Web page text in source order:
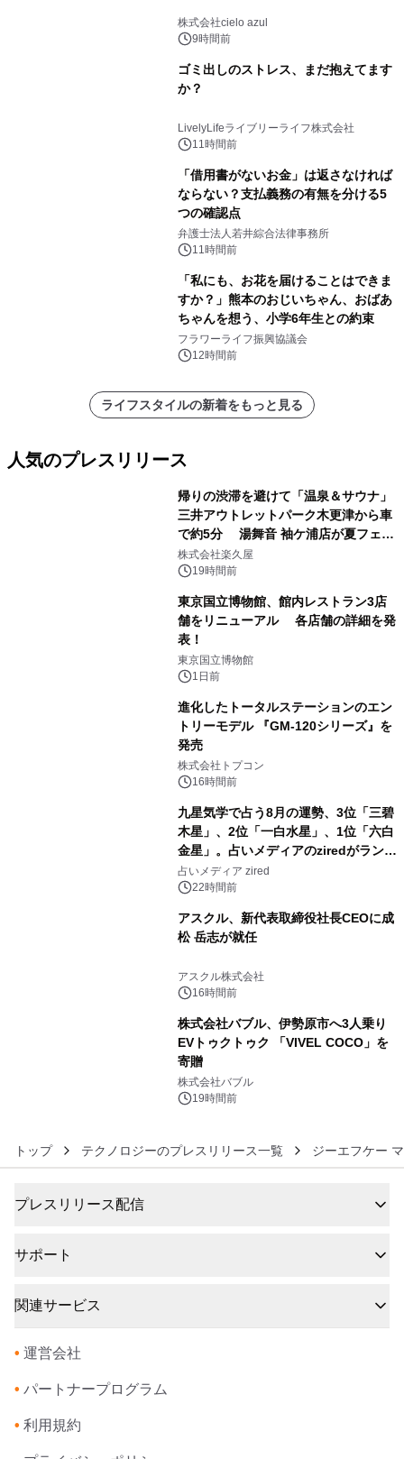
株式会社cielo azul
9時間前
ゴミ出しのストレス、まだ抱えてます
か？
LivelyLifeライブリーライフ株式会社
11時間前
「借用書がないお金」は返さなければ
ならない？支払義務の有無を分ける5
つの確認点
弁護士法人若井綜合法律事務所
11時間前
「私にも、お花を届けることはできま
すか？」熊本のおじいちゃん、おばあ
ちゃんを想う、小学6年生との約束
フラワーライフ振興協議会
12時間前
ライフスタイルの新着をもっと見る
人気のプレスリリース
帰りの渋滞を避けて「温泉＆サウナ」
三井アウトレットパーク木更津から車
で約5分 湯舞音 袖ケ浦店が夏フェア
メニューを提供
株式会社楽久屋
19時間前
東京国立博物館、館内レストラン3店
舗をリニューアル 各店舗の詳細を発
表！
東京国立博物館
1日前
進化したトータルステーションのエン
トリーモデル 『GM-120シリーズ』を
発売
株式会社トプコン
16時間前
九星気学で占う8月の運勢、3位「三碧
木星」、2位「一白水星」、1位「六白
金星」。占いメディアのziredがランキ
ングを発表
占いメディア zired
22時間前
アスクル、新代表取締役社長CEOに成
松 岳志が就任
アスクル株式会社
16時間前
株式会社バブル、伊勢原市へ3人乗り
EVトゥクトゥク 「VIVEL COCO」を
寄贈
株式会社バブル
19時間前
トップ テクノロジーのプレスリリース一覧 ジーエフケー
プレスリリース配信
サポート
関連サービス
• 運営会社
• パートナープログラム
• 利用規約